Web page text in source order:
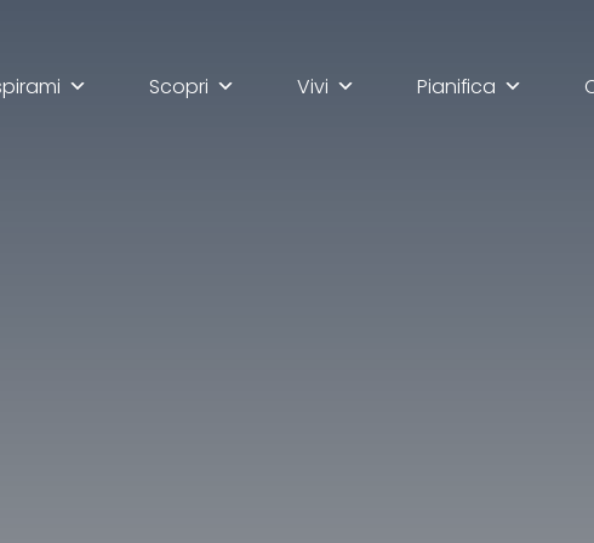
Scopri Vivi Pianifica